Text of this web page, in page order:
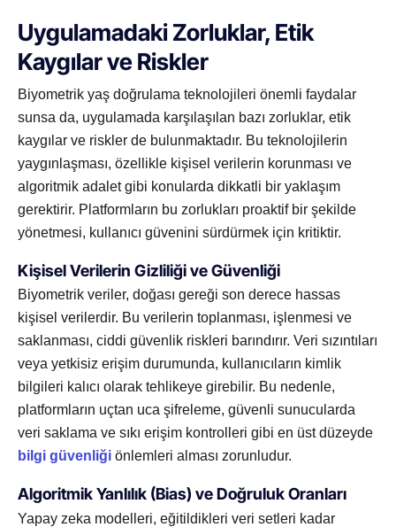
Uygulamadaki Zorluklar, Etik
Kaygılar ve Riskler
Biyometrik yaş doğrulama teknolojileri önemli faydalar
sunsa da, uygulamada karşılaşılan bazı zorluklar, etik
kaygılar ve riskler de bulunmaktadır. Bu teknolojilerin
yaygınlaşması, özellikle kişisel verilerin korunması ve
algoritmik adalet gibi konularda dikkatli bir yaklaşım
gerektirir. Platformların bu zorlukları proaktif bir şekilde
yönetmesi, kullanıcı güvenini sürdürmek için kritiktir.
Kişisel Verilerin Gizliliği ve Güvenliği
Biyometrik veriler, doğası gereği son derece hassas
kişisel verilerdir. Bu verilerin toplanması, işlenmesi ve
saklanması, ciddi güvenlik riskleri barındırır. Veri sızıntıları
veya yetkisiz erişim durumunda, kullanıcıların kimlik
bilgileri kalıcı olarak tehlikeye girebilir. Bu nedenle,
platformların uçtan uca şifreleme, güvenli sunucularda
veri saklama ve sıkı erişim kontrolleri gibi en üst düzeyde
bilgi güvenliği önlemleri alması zorunludur.
Algoritmik Yanlılık (Bias) ve Doğruluk Oranları
Yapay zeka modelleri, eğitildikleri veri setleri kadar